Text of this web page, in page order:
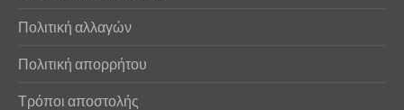
Πολιτική αλλαγών
Πολιτική απορρήτου
Τρόποι αποστολής